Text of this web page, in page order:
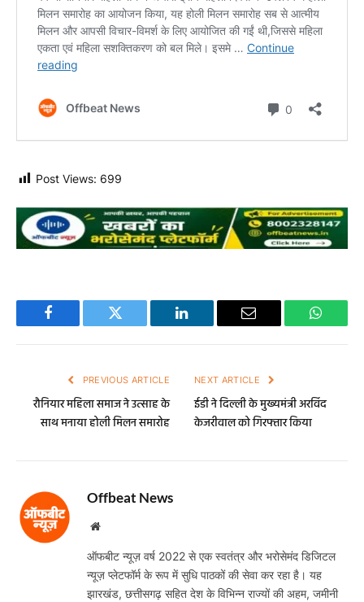
Post Views: 699
Facebook Twitter LinkedIn Email
PREVIOUS ARTICLE
रौनियार महिला समाज ने उत्साह के
साथ मनाया होली मिलन समारोह
NEXT ARTICLE
ईडी ने दिल्ली के मुख्यमंत्री अरविंद
केजरीवाल को गिरफ्तार किया
Offbeat News
Website
ऑफबीट न्यूज़ वर्ष 2022 से एक स्वतंत्र और भरोसेमंद डिजिटल
न्यूज़ प्लेटफॉर्म के रूप में सुधि पाठकों की सेवा कर रहा है। यह
झारखंड, छत्तीसगढ़ सहित देश के विभिन्न राज्यों की अहम, जमीनी